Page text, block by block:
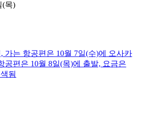
(목)
가는 항공편은 10월 7일(수)에 오사카
공편은 10월 8일(목)에 출발, 요금은
됨